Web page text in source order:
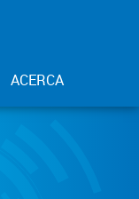
ACERCA